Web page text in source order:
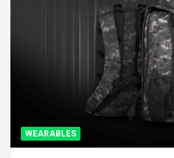
WEARABLES